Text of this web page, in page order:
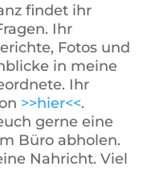
findet ihr
Ihr
Fotos und
in meine
Ihr
>>hier<<.
gerne eine
Büro abholen.
Nahricht. Viel